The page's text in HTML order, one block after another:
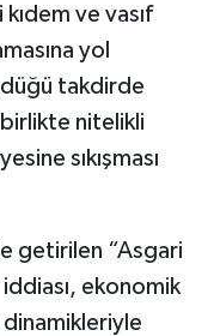
kıdem ve vasıf
yol
takdirde
birlikte nitelikli
sıkışması
getirilen “Asgari
ekonomik